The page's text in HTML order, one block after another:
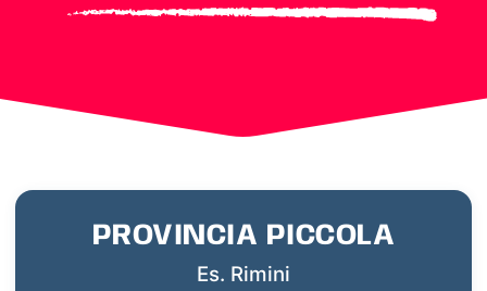
PROVINCIA PICCOLA
Es. Rimini